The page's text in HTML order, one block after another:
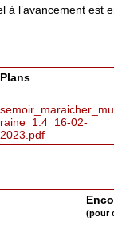
l’avancement est
Plans
raine_1.4_16-02-
2023.pdf
(pour